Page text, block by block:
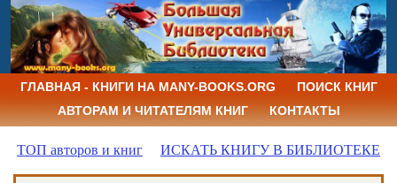
ГЛАВНАЯ - КНИГИ НА MANY-BOOKS.ORG
ПОИСК КНИГ
АВТОРАМ И ЧИТАТЕЛЯМ КНИГ
КОНТАКТЫ
ТОП авторов и книг ИСКАТЬ КНИГУ В БИБЛИОТЕКЕ